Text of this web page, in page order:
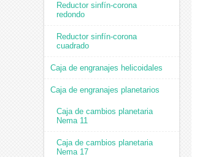
Reductor sinfín-corona
redondo
Reductor sinfín-corona
cuadrado
Caja de engranajes helicoidales
Caja de engranajes planetarios
Caja de cambios planetaria
Nema 11
Caja de cambios planetaria
Nema 17